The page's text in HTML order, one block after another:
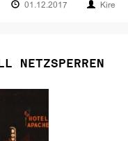
01.12.2017 Kire
NETZSPERREN